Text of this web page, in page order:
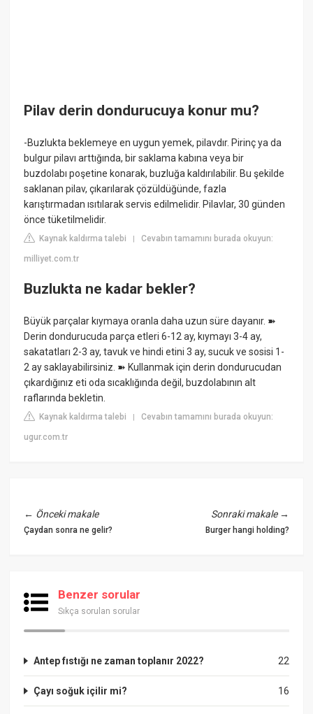
Pilav derin dondurucuya konur mu?
-Buzlukta beklemeye en uygun yemek, pilavdır. Pirinç ya da
bulgur pilavı arttığında, bir saklama kabına veya bir
buzdolabı poşetine konarak, buzluğa kaldırılabilir. Bu şekilde
saklanan pilav, çıkarılarak çözüldüğünde, fazla
karıştırmadan ısıtılarak servis edilmelidir. Pilavlar, 30 günden
önce tüketilmelidir.
Kaynak kaldırma talebi |Cevabın tamamını burada okuyun:
milliyet.com.tr
Buzlukta ne kadar bekler?
Büyük parçalar kıymaya oranla daha uzun süre dayanır. ➽
Derin dondurucuda parça etleri 6-12 ay, kıymayı 3-4 ay,
sakatatları 2-3 ay, tavuk ve hindi etini 3 ay, sucuk ve sosisi 1-
2 ay saklayabilirsiniz. ➽ Kullanmak için derin dondurucudan
çıkardığınız eti oda sıcaklığında değil, buzdolabının alt
raflarında bekletin.
Kaynak kaldırma talebi |Cevabın tamamını burada okuyun:
ugur.com.tr
← Önceki makale
Çaydan sonra ne gelir?
Sonraki makale→
Burger hangi holding?
Benzer sorular
Sıkça sorulan sorular
22
Antep fıstığı ne zaman toplanır 2022?
16
Çayı soğuk içilir mi?